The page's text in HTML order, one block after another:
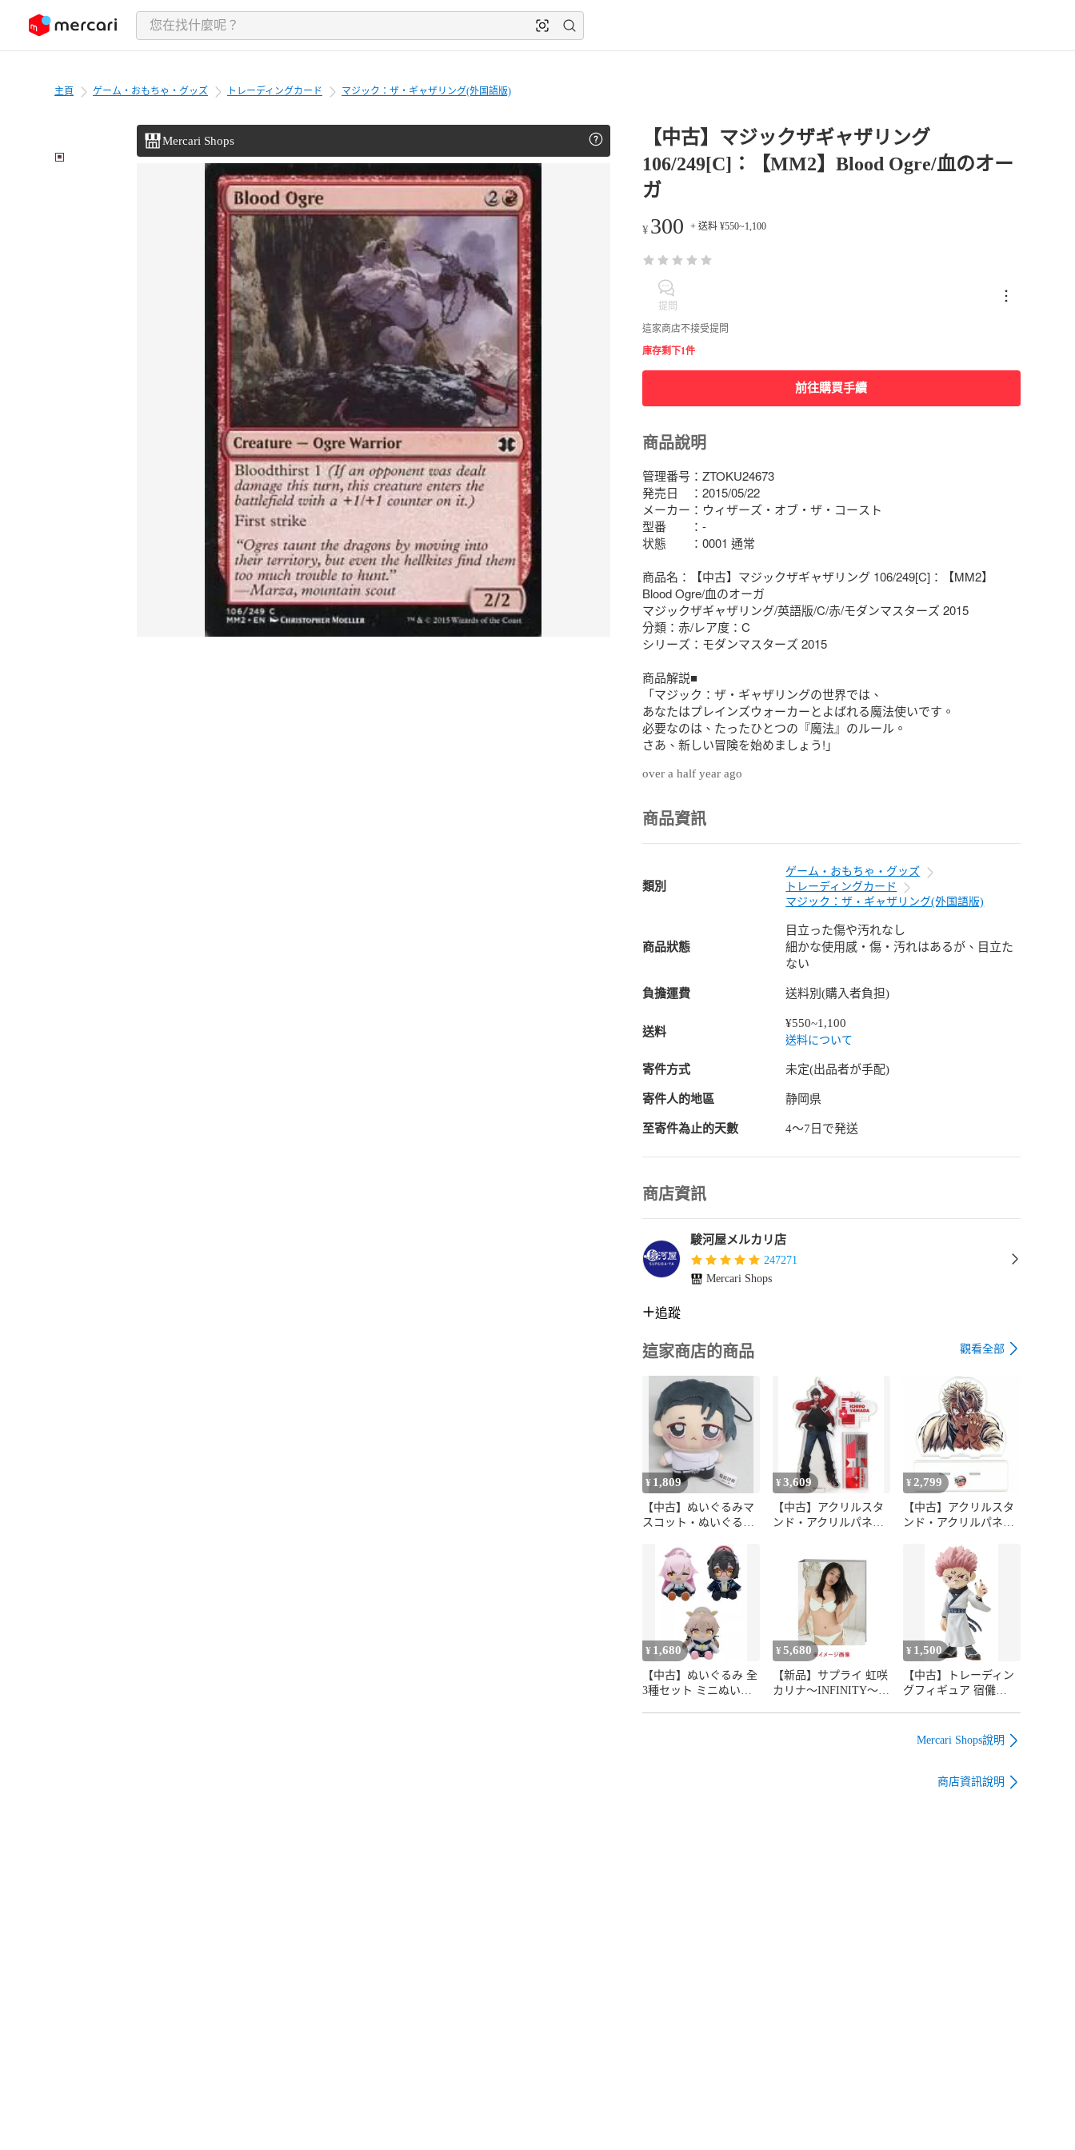
至內容
主頁 ゲーム・おもちゃ・グッズ トレーディングカード マジック：ザ・ギャザリング(外国語版)
Mercari Shops
【中古】マジックザギャザリング
106/249[C]：【MM2】Blood Ogre/血のオー
ガ
¥ 300 + 送料 ¥550~1,100
提問
這家商店不接受提問
庫存剩下1件
前往購買手續
商品說明
管理番号：ZTOKU24673
発売日　：2015/05/22
メーカー：ウィザーズ・オブ・ザ・コースト
型番　　：-
状態　　：0001 通常
商品名：【中古】マジックザギャザリング 106/249[C]：【MM2】
Blood Ogre/血のオーガ
マジックザギャザリング/英語版/C/赤/モダンマスターズ 2015
分類：赤/レア度：C
シリーズ：モダンマスターズ 2015
商品解説■
「マジック：ザ・ギャザリングの世界では、
あなたはプレインズウォーカーとよばれる魔法使いです。
必要なのは、たったひとつの『魔法』のルール。
さあ、新しい冒険を始めましょう!」
over a half year ago
商品資訊
類別
ゲーム・おもちゃ・グッズ
トレーディングカード
マジック：ザ・ギャザリング(外国語版)
商品狀態
目立った傷や汚れなし
細かな使用感・傷・汚れはあるが、目立た
ない
負擔運費 送料別(購入者負担)
送料
¥550~1,100
送料について
寄件方式 未定(出品者が手配)
寄件人的地區 静岡県
至寄件為止的天數 4〜7日で発送
商店資訊
駿河屋メルカリ店
247271
Mercari Shops
追蹤
這家商店的商品 觀看全部
¥ 1,809
【中古】ぬいぐるみマ
スコット・ぬいぐるみ
ぴぬいぷち7 「呪術廻
戦」
¥3,609
【中古】アクリルスタ
ンド・アクリルパネル
ーズ アクリルスタンド
「ヒプノシスマイク
×AIMON」 中国限定
¥ 2,799
【中古】アクリルスタ
ンド・アクリルパネル
タンド 「リアル
WEBSHOPくじ＆
WEBSHOPくじ 劇場版
鬼滅の刃 無限城編 第
一章 猗窩座再来 柱 不
死川実弥 エンドロール
イラスト」 C賞 C107グ
ッズ
¥ 1,680
【中古】ぬいぐるみ 全
3種セット ミニぬいぐ
¥ 5,680
【新品】サプライ 虹咲
カリナ～INFINITY～専
¥ 1,500
【中古】トレーディン
グフィギュア 宿儺
Mercari Shops說明
商店資訊說明